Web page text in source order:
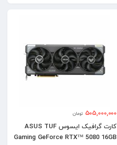
505,000,000 تومان
کارت گرافیک ایسوس ASUS TUF
Gaming GeForce RTX™ 5080 16GB